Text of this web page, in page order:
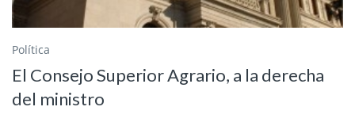
Política
El Consejo Superior Agrario, a la derecha
del ministro